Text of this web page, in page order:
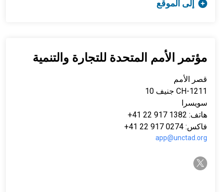
إلى الموقع
مؤتمر الأمم المتحدة للتجارة والتنمية
قصر الأمم
CH-1211 جنيف 10
سويسرا
هاتف: 1382 917 22 41+
فاكس: 0274 917 22 41+
app@unctad.org
twitter-x